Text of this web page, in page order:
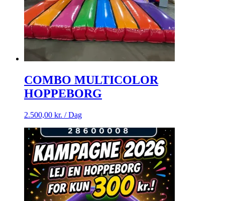
COMBO MULTICOLOR
HOPPEBORG
2.500,00 kr. / Dag